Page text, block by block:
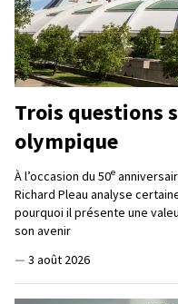
Trois questions
olympique
À l’occasion du 50e
Richard Pleau analyse
pourquoi il présente une
son avenir
— 3 août 2026